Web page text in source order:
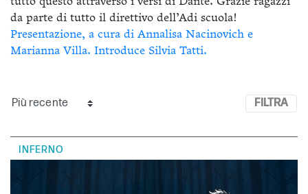
da parte di tutto il direttivo dell’Adi scuola!
Presentazione, a cura di Annalisa Nacinovich e
Marianna Villa. Introduce Silvia Tatti.
FILTRA
INFERNO